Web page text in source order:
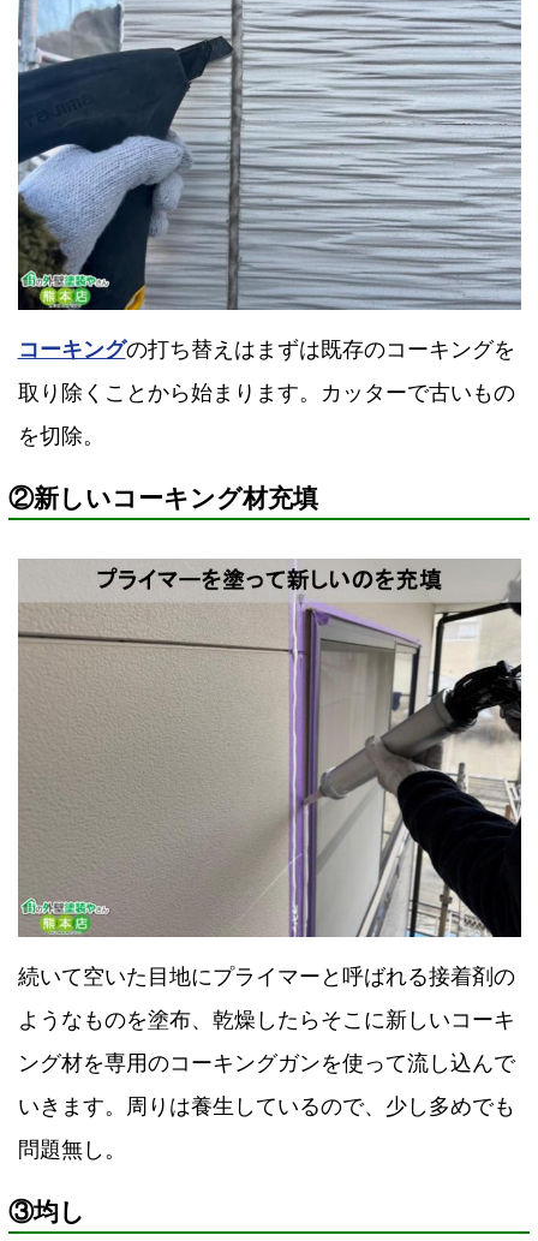
コーキングの打ち替えはまずは既存のコーキングを
取り除くことから始まります。カッターで古いもの
を切除。
②新しいコーキング材充填
続いて空いた目地にプライマーと呼ばれる接着剤の
ようなものを塗布、乾燥したらそこに新しいコーキ
ング材を専用のコーキングガンを使って流し込んで
いきます。周りは養生しているので、少し多めでも
問題無し。
③均し